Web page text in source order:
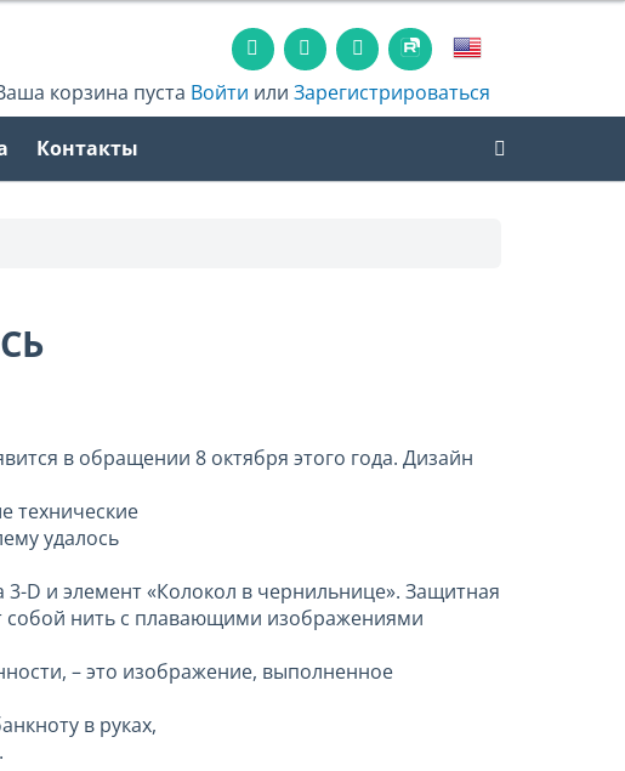
корзина пуста Войти илиЗарегистрироваться
Контакты
в обращении 8 октября этого года. Дизайн
технические
удалось
и элемент «Колокол в чернильнице». Защитная
собой нить с плавающими изображениями
– это изображение, выполненное
в руках,